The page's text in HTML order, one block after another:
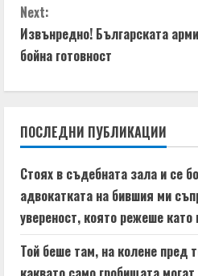
n
t
i
n
u
e
R
e
Next:
Извънредно! Българската
бойна готовност
ПОСЛЕДНИ ПУБЛИКАЦИИ
Стоях в съдебната зала и се
адвокатката на бившия ми
увереност, която режеше като
Той беше там, на колене пред